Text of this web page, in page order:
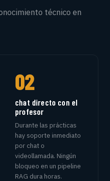
técnico en
02
chat directo con el
profesor
Durante las prácticas
hay soporte inmediato
por chat o
videollamada. Ningún
bloqueo en un pipeline
RAG dura horas.